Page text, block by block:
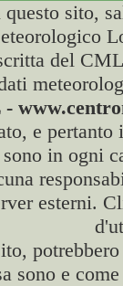
sito,
del
e
in ogni
esterni.
sono e